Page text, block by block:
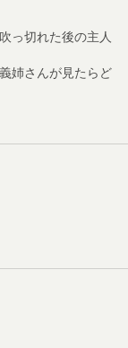
っ切れた後の主人
姉さんが見たらど